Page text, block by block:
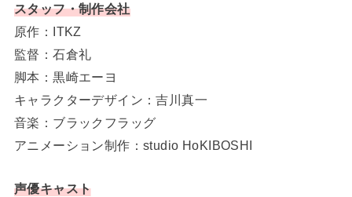
スタッフ・制作会社
原作：ITKZ
監督：石倉礼
脚本：黒崎エーヨ
キャラクターデザイン：吉川真一
音楽：ブラックフラッグ
アニメーション制作：studio HoKIBOSHI
声優キャスト